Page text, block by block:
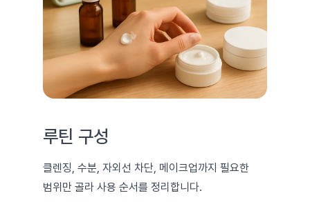
루틴 구성
클렌징, 수분, 자외선 차단, 메이크업까지 필요한
범위만 골라 사용 순서를 정리합니다.